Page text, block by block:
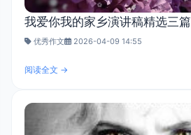
我爱你我的家乡演讲稿精选三篇
优秀作文 2026-04-09 14:55
阅读全文 →